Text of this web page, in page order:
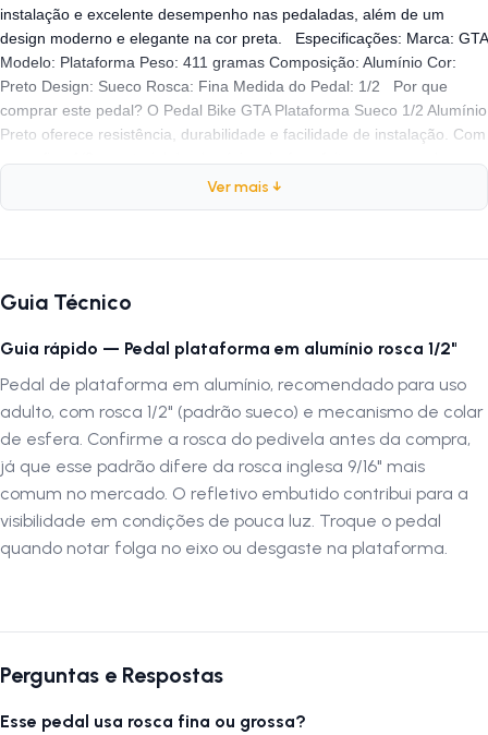
instalação e excelente desempenho nas pedaladas, além de um
design moderno e elegante na cor preta. Especificações: Marca: GTA
Modelo: Plataforma Peso: 411 gramas Composição: Alumínio Cor:
Preto Design: Sueco Rosca: Fina Medida do Pedal: 1/2 Por que
comprar este pedal? O Pedal Bike GTA Plataforma Sueco 1/2 Alumínio
Preto oferece resistência, durabilidade e facilidade de instalação. Com
conforto e desempenho nas pedaladas diárias. Seu design sueco
garante um visual moderno e atraente, sendo uma excelente escolha
funcionamento e segurança. Certifique-se de que o pedal está bem
responsabiliza por danos causados por montagem inadequada.
Verifique as dimensões e a compatibilidade do produto antes de
realizar a compra. Siga-nos no Instagram: @lojanapista Assista
nosso canal no YouTube: Lojanapista
Ver mais ↓
Guia Técnico
Guia rápido — Pedal plataforma em alumínio rosca 1/2"
Pedal de plataforma em alumínio, recomendado para uso
adulto, com rosca 1/2" (padrão sueco) e mecanismo de colar
de esfera. Confirme a rosca do pedivela antes da compra,
já que esse padrão difere da rosca inglesa 9/16" mais
comum no mercado. O refletivo embutido contribui para a
visibilidade em condições de pouca luz. Troque o pedal
quando notar folga no eixo ou desgaste na plataforma.
Perguntas e Respostas
Esse pedal usa rosca fina ou grossa?